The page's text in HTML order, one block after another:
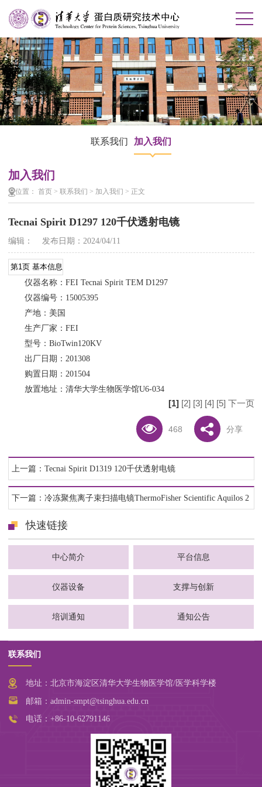
联系我们 加入我们
加入我们
位置： 首页> 联系我们 > 加入我们 > 正文
Tecnai Spirit D1297 120千伏透射电镜
编辑： 发布日期：2024/04/11
仪器名称：FEI Tecnai Spirit TEM D1297
仪器编号：15005395
产地：美国
生产厂家：FEI
型号：BioTwin120KV
出厂日期：201308
购置日期：201504
放置地址：清华大学生物医学馆U6-034
[1] [2] [3] [4] [5] 下一页
468 分享
上一篇：Tecnai Spirit D1319 120千伏透射电镜
下一篇：冷冻聚焦离子束扫描电镜ThermoFisher Scientific Aquilos 2
快速链接
中心简介 平台信息
仪器设备 支撑与创新
培训通知 通知公告
联系我们
地址：北京市海淀区清华大学生物医学馆/医学科学楼
邮箱：admin-smpt@tsinghua.edu.cn
电话：+86-10-62791146